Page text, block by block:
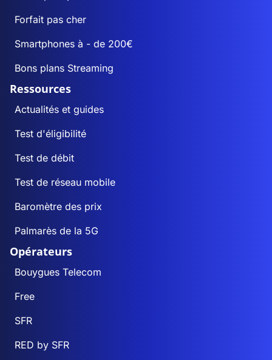
Forfait pas cher
Smartphones à - de 200€
Bons plans Streaming
Ressources
Actualités et guides
Test d'éligibilité
Test de débit
Test de réseau mobile
Baromètre des prix
Palmarès de la 5G
Opérateurs
Bouygues Telecom
Free
SFR
RED by SFR